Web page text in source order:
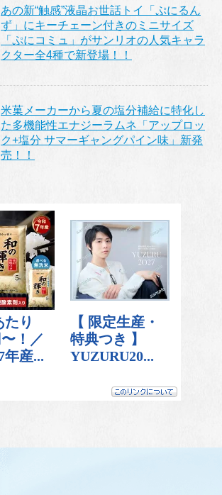
あの新“触感”液晶お世話トイ「ぷにるん
ず」にキーチェーン付きのミニサイズ
「ぷにコミュ」がサンリオの人気キャラ
クター全4種で新登場！！
米菓メーカーから夏の塩分補給に特化し
た多機能性エナジーラムネ「アップロッ
ク+塩分 サマーギャングパイン味」新発
売！！